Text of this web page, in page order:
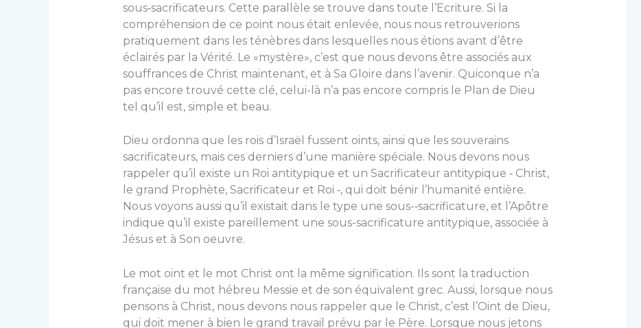
sous‑sacrificateurs. Cette parallèle se trouve dans toute l’Ecriture. Si la
compréhension de ce point nous était enlevée, nous nous retrouverions
pratiquement dans les ténèbres dans lesquelles nous étions avant d’être
éclairés par la Vérité. Le «mystère», c’est que nous devons être associés aux
souffrances de Christ maintenant, et à Sa Gloire dans l’avenir. Quiconque n’a
pas encore trouvé cette clé, celui-là n’a pas encore compris le Plan de Dieu
tel qu’il est, simple et beau.
Dieu ordonna que les rois d’Israël fussent oints, ainsi que les souverains
sacrificateurs, mais ces derniers d’une manière spéciale. Nous devons nous
rappeler qu’il existe un Roi antitypique et un Sacrificateur antitypique ‑ Christ,
le grand Prophète, Sacrificateur et Roi ‑, qui doit bénir l’humanité entière.
Nous voyons aussi qu’il existait dans le type une sous-‑sacrificature, et l’Apôtre
indique qu’il existe pareillement une sous-sacrificature antitypique, associée à
Jésus et à Son oeuvre.
Le mot oint et le mot Christ ont la même signification. Ils sont la traduction
française du mot hébreu Messie et de son équivalent grec. Aussi, lorsque nous
pensons à Christ, nous devons nous rappeler que le Christ, c’est l’Oint de Dieu,
qui doit mener à bien le grand travail prévu par le Père. Lorsque nous jetons